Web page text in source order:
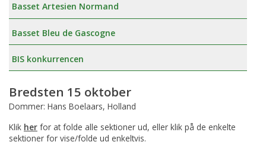
Basset Artesien Normand
Basset Bleu de Gascogne
BIS konkurrencen
Bredsten 15 oktober
Dommer: Hans Boelaars, Holland
Klik her for at folde alle sektioner ud, eller klik på de enkelte
sektioner for vise/folde ud enkeltvis.